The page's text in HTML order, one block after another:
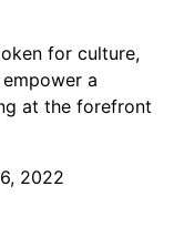
for culture,
a
at the forefront
2022